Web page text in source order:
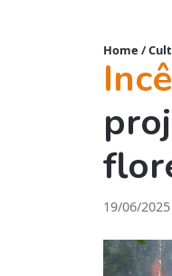
Home /
19/06/